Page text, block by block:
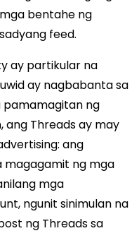
bentahe ng
feed.
ay partikular na
ay nagbabanta sa
pamamagitan ng
ang Threads ay may
ang
magagamit ng mga
mga
ngunit sinimulan na
ng Threads sa